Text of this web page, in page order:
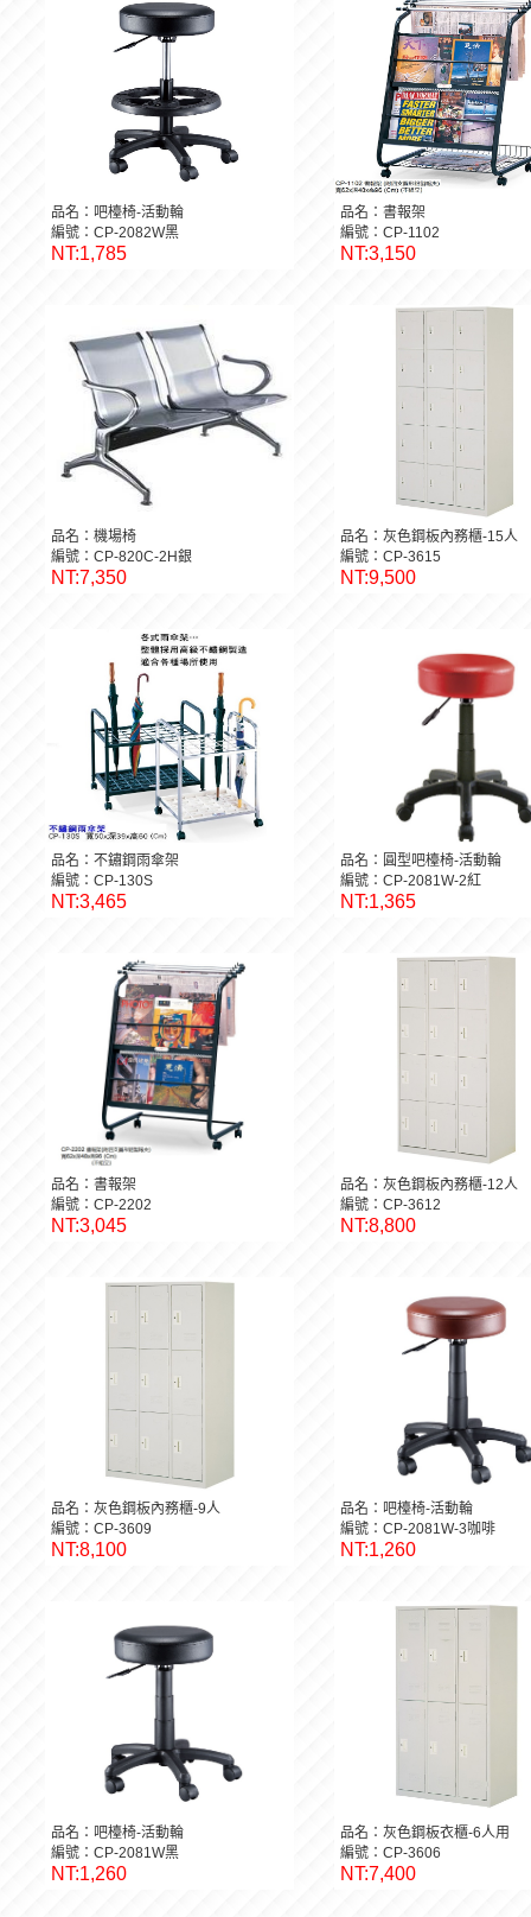
品名：吧檯椅-活動輪
編號：CP-2082W黑
NT:1,785
品名：書報架
編號：CP-1102
NT:3,150
品名：機場椅
編號：CP-820C-2H銀
NT:7,350
品名：灰色鋼板內務櫃-15人
編號：CP-3615
NT:9,500
品名：不鏽鋼雨傘架
編號：CP-130S
NT:3,465
品名：圓型吧檯椅-活動輪
編號：CP-2081W-2紅
NT:1,365
品名：書報架
編號：CP-2202
NT:3,045
品名：灰色鋼板內務櫃-12人
編號：CP-3612
NT:8,800
品名：灰色鋼板內務櫃-9人
編號：CP-3609
NT:8,100
品名：吧檯椅-活動輪
編號：CP-2081W-3咖啡
NT:1,260
品名：吧檯椅-活動輪
編號：CP-2081W黑
NT:1,260
品名：灰色鋼板衣櫃-6人用
編號：CP-3606
NT:7,400